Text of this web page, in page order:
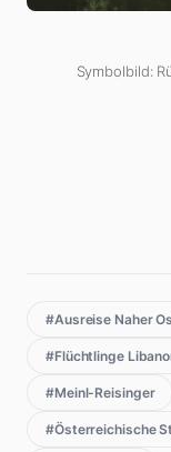
Symbolbild:
#Ausreise Naher
#Flüchtlinge
#Meinl-Reisinger
#Österreichische